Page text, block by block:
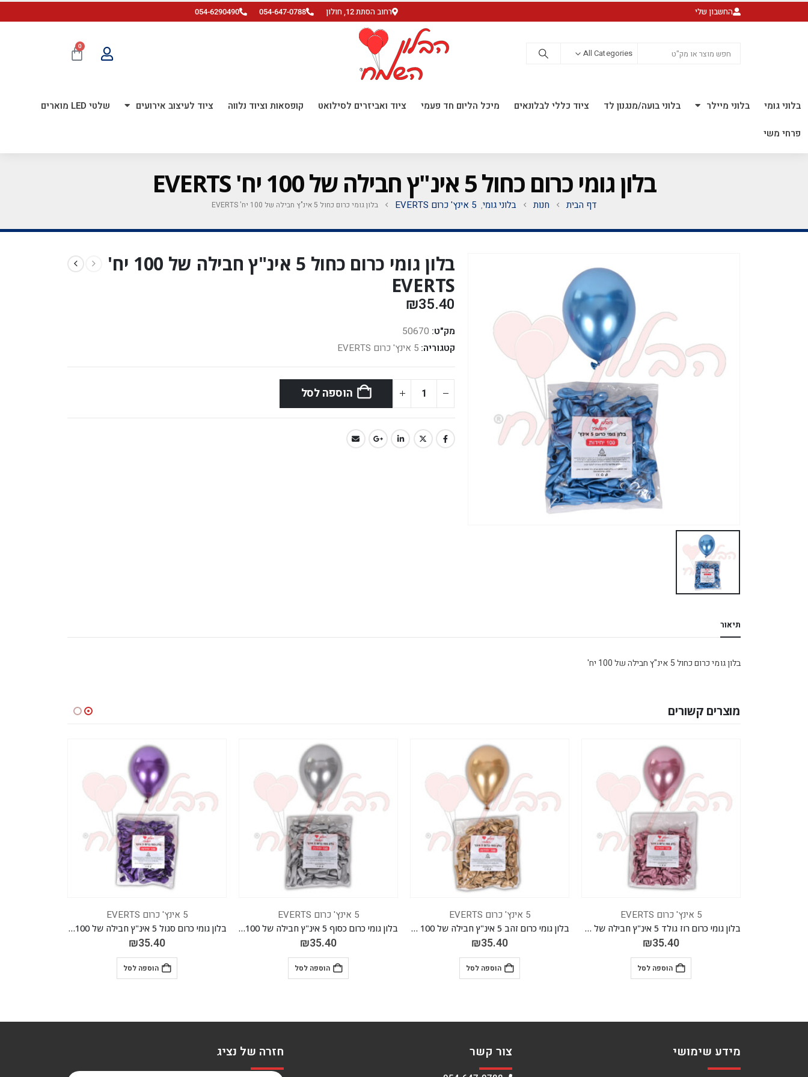
החשבון שלי רחוב הסתת 12, חולון 054-647-0788
054-6290490
All Categories
0
בלוני גומי בלוני מיילר בלוני בועה/מנגנון לד ציוד כללי לבלונאים מיכל הליום חד פעמי ציוד ואביזרים לסילואט קופסאות וציוד נלווה ציוד לעיצוב אירועים שלטי LED מוארים
פרחי משי
בלון גומי כרום כחול 5 אינ"ץ חבילה של 100 יח' EVERTS
דף הבית חנות בלוני גומי, 5 אינץ' כרום EVERTS בלון גומי כרום כחול 5 אינ"ץ חבילה של 100 יח' EVERTS
בלון גומי כרום כחול 5 אינ"ץ חבילה של 100 יח'
EVERTS
₪35.40
מק"ט: 50670
קטגוריה: 5 אינץ' כרום EVERTS
הוספה לסל
תיאור
בלון גומי כרום כחול 5 אינ"ץ חבילה של 100 יח'
מוצרים קשורים
5 אינץ' כרום EVERTS
בלון גומי כרום זהב 5 אינ"ץ חבילה של 100 יח' EVERTS
₪35.40
הוספה לסל
5 אינץ' כרום EVERTS
בלון גומי כרום כסוף 5 אינ"ץ חבילה של 100 יח' EVERTS
₪35.40
הוספה לסל
5 אינץ' כרום EVERTS
בלון גומי כרום סגול 5 אינ"ץ חבילה של 100 יח' EVERTS
₪35.40
הוספה לסל
5 אינץ' כרום EVERTS
בלון גומי כרום אדום 5 אינ"ץ חבילה של 100 יח' EVERTS
₪35.40
הוספה לסל
מידע שימושי צור קשר חזרה של נציג